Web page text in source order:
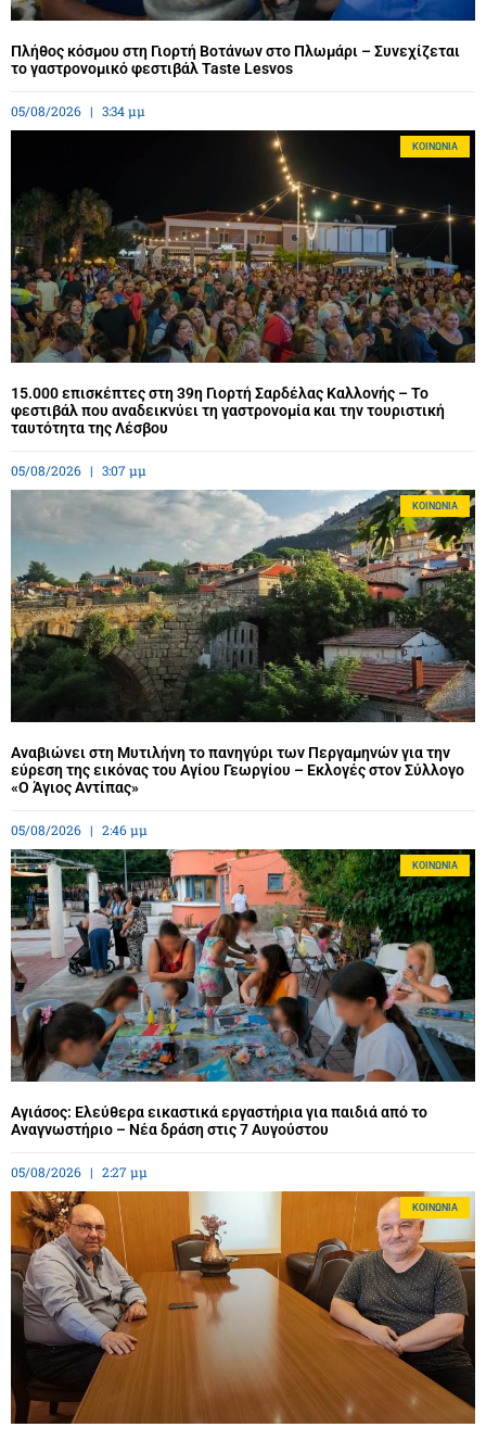
Πλήθος κόσμου στη Γιορτή Βοτάνων στο Πλωμάρι – Συνεχίζεται
το γαστρονομικό φεστιβάλ Taste Lesvos
05/08/2026 3:34 μμ
ΚΟΙΝΩΝΊΑ
15.000 επισκέπτες στη 39η Γιορτή Σαρδέλας Καλλονής – Το
φεστιβάλ που αναδεικνύει τη γαστρονομία και την τουριστική
ταυτότητα της Λέσβου
05/08/2026 3:07 μμ
ΚΟΙΝΩΝΊΑ
Αναβιώνει στη Μυτιλήνη το πανηγύρι των Περγαμηνών για την
εύρεση της εικόνας του Αγίου Γεωργίου – Εκλογές στον Σύλλογο
«Ο Άγιος Αντίπας»
05/08/2026 2:46 μμ
ΚΟΙΝΩΝΊΑ
Αγιάσος: Ελεύθερα εικαστικά εργαστήρια για παιδιά από το
Αναγνωστήριο – Νέα δράση στις 7 Αυγούστου
05/08/2026 2:27 μμ
ΚΟΙΝΩΝΊΑ